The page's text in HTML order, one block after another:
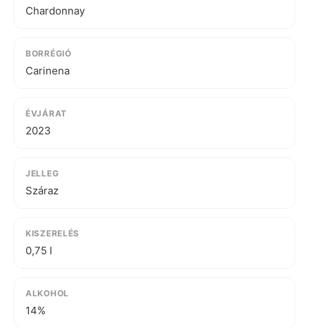
Chardonnay
BORRÉGIÓ
Carinena
ÉVJÁRAT
2023
JELLEG
Száraz
KISZERELÉS
0,75 l
ALKOHOL
14%